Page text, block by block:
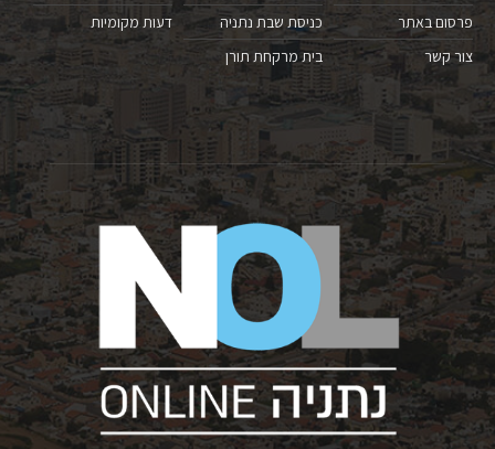
פרסום באתר
צור קשר
כניסת שבת נתניה
בית מרקחת תורן
דעות מקומיות